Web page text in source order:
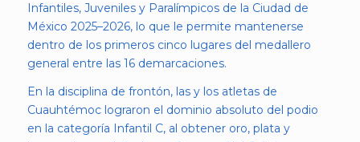
Infantiles, Juveniles y Paralímpicos de la Ciudad de
México 2025–2026, lo que le permite mantenerse
dentro de los primeros cinco lugares del medallero
general entre las 16 demarcaciones.
En la disciplina de frontón, las y los atletas de
Cuauhtémoc lograron el dominio absoluto del podio
en la categoría Infantil C, al obtener oro, plata y